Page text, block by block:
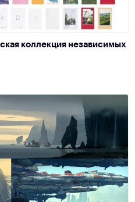
коллекция независимых